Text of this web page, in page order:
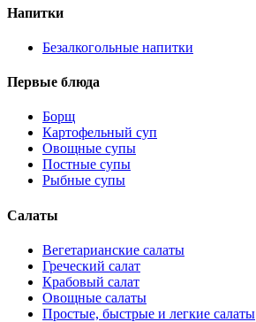
Напитки
Безалкогольные напитки
Первые блюда
Борщ
Картофельный суп
Овощные супы
Постные супы
Рыбные супы
Салаты
Вегетарианские салаты
Греческий салат
Крабовый салат
Овощные салаты
Простые, быстрые и легкие салаты